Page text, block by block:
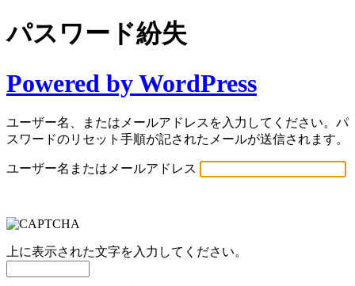
パスワード紛失
Powered by WordPress
ユーザー名、またはメールアドレスを入力してください。パ
スワードのリセット手順が記されたメールが送信されます。
ユーザー名またはメールアドレス
上に表示された文字を入力してください。